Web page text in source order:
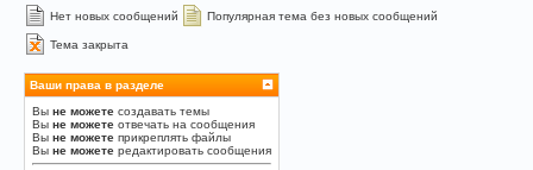
Нет новых сообщений Популярная тема без новых сообщений
Тема закрыта
Ваши права в разделе
Вы не можете создавать темы
Вы не можете отвечать на сообщения
Вы не можете прикреплять файлы
Вы не можете редактировать сообщения